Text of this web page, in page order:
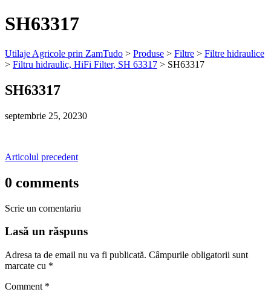
SH63317
Utilaje Agricole prin ZamTudo > Produse > Filtre > Filtre hidraulice
> Filtru hidraulic, HiFi Filter, SH 63317 > SH63317
SH63317
septembrie 25, 20230
Articolul precedent
0 comments
Scrie un comentariu
Lasă un răspuns
Adresa ta de email nu va fi publicată. Câmpurile obligatorii sunt
marcate cu *
Comment *